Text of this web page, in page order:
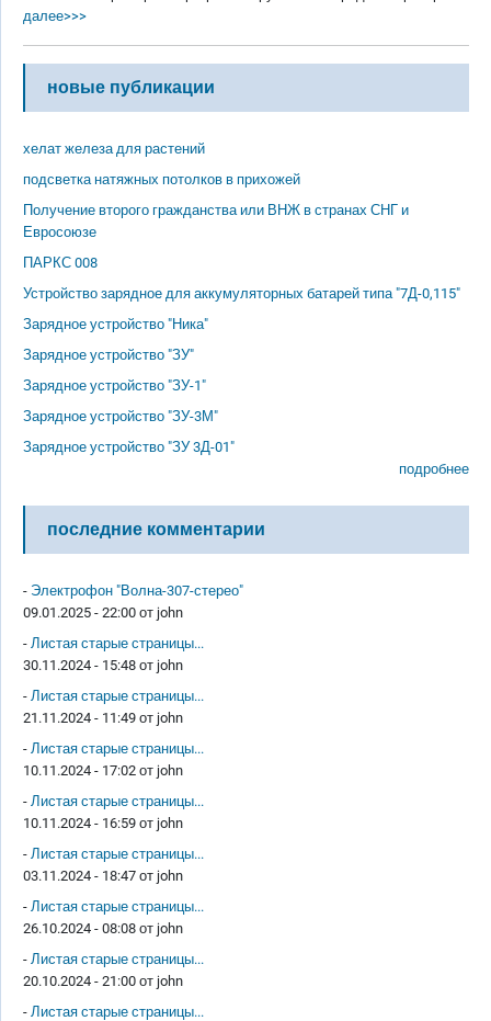
далее>>>
новые публикации
хелат железа для растений
подсветка натяжных потолков в прихожей
Получение второго гражданства или ВНЖ в странах СНГ и
Евросоюзе
ПАРКС 008
Устройство зарядное для аккумуляторных батарей типа "7Д-0,115"
Зарядное устройство "Ника"
Зарядное устройство "ЗУ"
Зарядное устройство "ЗУ-1"
Зарядное устройство "ЗУ-3М"
Зарядное устройство "ЗУ 3Д-01"
подробнее
последние комментарии
- Электрофон "Волна-307-стерео"
09.01.2025 - 22:00 от john
- Листая старые страницы...
30.11.2024 - 15:48 от john
- Листая старые страницы...
21.11.2024 - 11:49 от john
- Листая старые страницы...
10.11.2024 - 17:02 от john
- Листая старые страницы...
10.11.2024 - 16:59 от john
- Листая старые страницы...
03.11.2024 - 18:47 от john
- Листая старые страницы...
26.10.2024 - 08:08 от john
- Листая старые страницы...
20.10.2024 - 21:00 от john
- Листая старые страницы...